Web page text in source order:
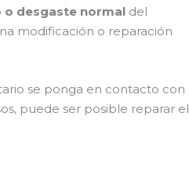
o desgaste normal del
modificación o reparación
se ponga en contacto con
puede ser posible reparar el